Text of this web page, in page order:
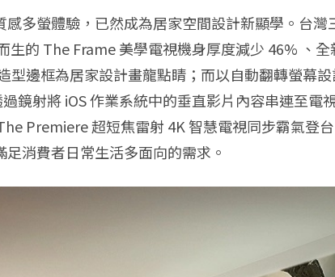
多螢體驗，已然成為居家空間設計新顯學。台灣
的 The Frame 美學電視機身厚度減少 46% 、
邊框為居家設計畫龍點睛；而以自動翻轉螢幕
鏡射將 iOS 作業系統中的垂直影片內容串連至電
Premiere 超短焦雷射 4K 智慧電視同步霸氣登
消費者日常生活多面向的需求。